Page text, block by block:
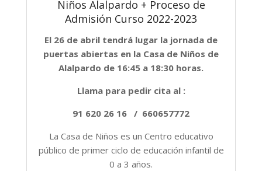
Niños Alalpardo + Proceso de
Admisión Curso 2022-2023
El 26 de abril tendrá lugar la jornada de
puertas abiertas en la Casa de Niños de
Alalpardo de 16:45 a 18:30 horas.
Llama para pedir cita al :
91 620 26 16 / 660657772
La Casa de Niños es un Centro educativo
público de primer ciclo de educación infantil de
0 a 3 años.